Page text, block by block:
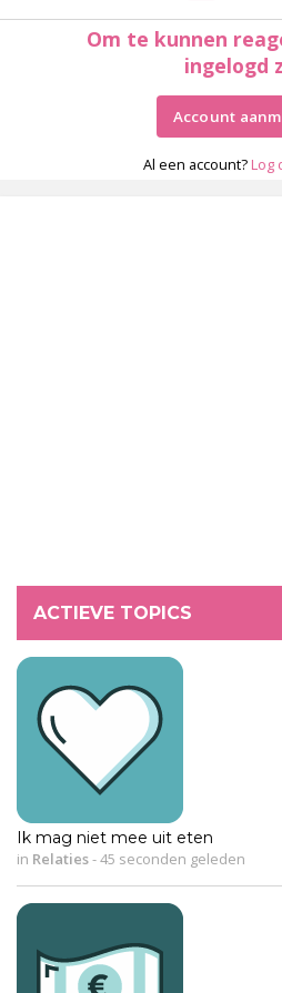
Om te kunnen
ingelogd
Account
Al een account? Log
ACTIEVE TOPICS
Ik mag niet mee uit eten
in Relaties-45 seconden geleden